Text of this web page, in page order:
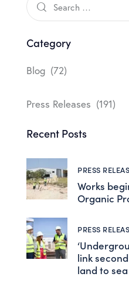
Category
Blog (72)
Press Releases (191)
Recent Posts
PRESS
Works
Organic
PRESS
link
land to sea